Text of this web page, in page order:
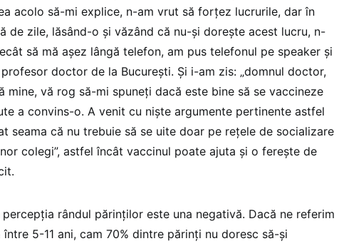
acolo să-mi explice, n-am vrut să forțez lucrurile, dar în
de zile, lăsând-o și văzând că nu-și dorește acest lucru, n-
să mă așez lângă telefon, am pus telefonul pe speaker și
doctor de la București. Și i-am zis: „domnul doctor,
mine, vă rog să-mi spuneți dacă este bine să se vaccineze
a convins-o. A venit cu niște argumente pertinente astfel
seama că nu trebuie să se uite doar pe rețele de socializare
colegi”, astfel încât vaccinul poate ajuta și o ferește de
rândul părinților este una negativă. Dacă ne referim
5-11 ani, cam 70% dintre părinți nu doresc să-și